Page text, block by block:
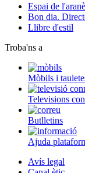
Espai de
Bon dia.
Llibre d'estil
Troba'ns a
Mòbils i
Televisions
Butlletins
Ajuda
Avís legal